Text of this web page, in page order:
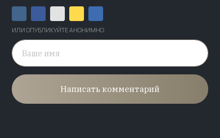
ИЛИ ОПУБЛИКУЙТЕ АНОНИМНО
Написать комментарий